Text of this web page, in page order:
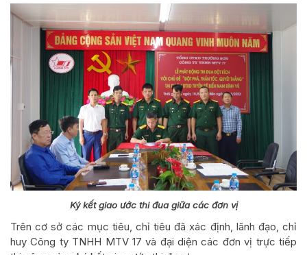
Ký kết giao ước thi đua giữa các đơn vị
Trên cơ sở các mục tiêu, chỉ tiêu đã xác định, lãnh đạo, chỉ
huy Công ty TNHH MTV 17 và đại diện các đơn vị trực tiếp